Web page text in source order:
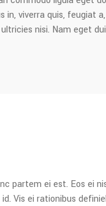
viverra quis, feugiat
nisi. Nam eget
partem ei est. Eos ei
Vis ei rationibus